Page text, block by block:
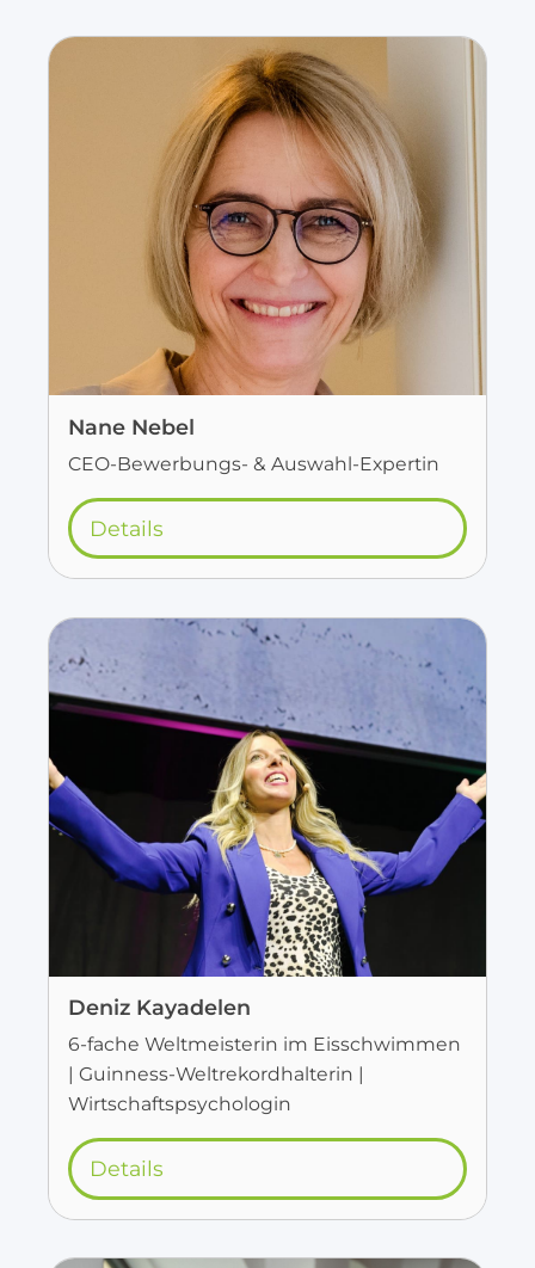
Nane Nebel
CEO-Bewerbungs- & Auswahl-Expertin
Details
Deniz Kayadelen
6-fache Weltmeisterin im Eisschwimmen
| Guinness-Weltrekordhalterin |
Wirtschaftspsychologin
Details